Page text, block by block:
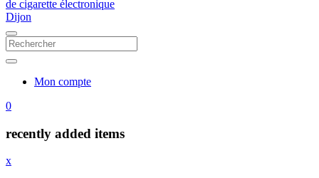
Mon compte
0
recently added items
x